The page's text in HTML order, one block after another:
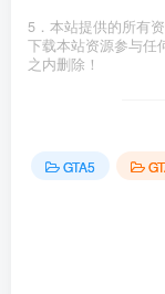
5．本站提供的所有
下载本站资源参与任
之内删除！
GTA5